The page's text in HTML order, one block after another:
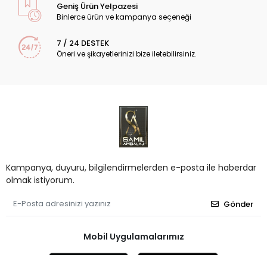
Geniş Ürün Yelpazesi
Binlerce ürün ve kampanya seçeneği
7 / 24 DESTEK
Öneri ve şikayetlerinizi bize iletebilirsiniz.
Kampanya, duyuru, bilgilendirmelerden e-posta ile haberdar
olmak istiyorum.
Gönder
Mobil Uygulamalarımız